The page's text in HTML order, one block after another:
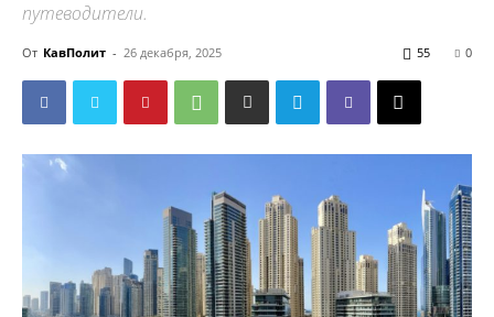
путеводители.
От КавПолит - 26 декабря, 2025 0
55